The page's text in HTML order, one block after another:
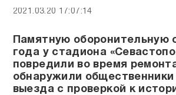
2021.03.20 17:07:14
Памятную оборонительную
года у стадиона
повредили во время
обнаружили общественники
выезда с проверкой к